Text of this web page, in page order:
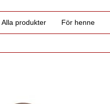
Alla produkter För henne